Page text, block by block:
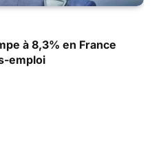
à 8,3% en France
emploi